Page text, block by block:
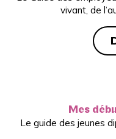
vivant, de
Mes
Le guide des jeunes